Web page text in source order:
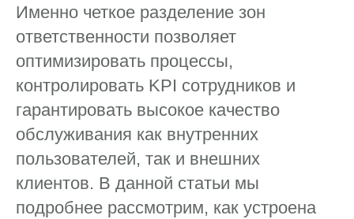
Именно четкое разделение зон
ответственности позволяет
оптимизировать процессы,
контролировать KPI сотрудников и
гарантировать высокое качество
обслуживания как внутренних
пользователей, так и внешних
клиентов. В данной статьи мы
подробнее рассмотрим, как устроена